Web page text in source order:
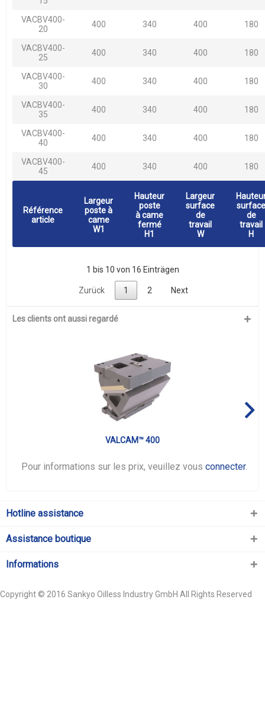
VACBV400-
20
400 340 400 180
VACBV400-
25
400 340 400 180
VACBV400-
30
400 340 400 180
VACBV400-
35
400 340 400 180
VACBV400-
40
400 340 400 180
VACBV400-
45
400 340 400 180
Référence
article
Largeur
poste à
came
W1
Hauteur
poste
à came
fermé
H1
Largeur
surface
de
travail
W
surface
de
travail
H
1 bis 10 von 16 Einträgen
Zurück 1 2 Next
Les clients ont aussi regardé
VALCAM™ 400
Pour informations sur les prix, veuillez vous connecter.
Hotline assistance
Assistance boutique
Informations
Copyright © 2016 Sankyo Oilless Industry GmbH All Rights Reserved